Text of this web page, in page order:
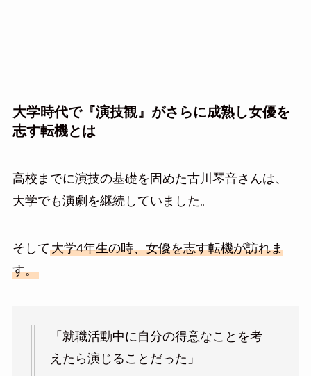
大学時代で『演技観』がさらに成熟し女優を
志す転機とは
高校までに演技の基礎を固めた古川琴音さんは、
大学でも演劇を継続していました。
そして大学4年生の時、女優を志す転機が訪れま
す。
「就職活動中に自分の得意なことを考
えたら演じることだった」